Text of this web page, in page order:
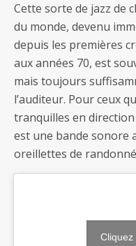
Cette sorte de jazz de
du monde, devenu
depuis les premières
aux années 70, est
mais toujours
l’auditeur. Pour ceux
tranquilles en direction
est une bande sonore
oreillettes de
Cliquez